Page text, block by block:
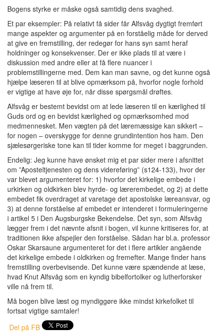
Bogens styrke er måske også samtidig dens svaghed.
Et par eksempler: På relativt få sider får Alfsvåg dygtigt fremført
mange aspekter og argumenter på en forståelig måde for derved
at give en fremstilling, der redegør for hans syn samt heraf
holdninger og konsekvenser. Der er ikke plads til at være i
diskussion med andre eller at få flere nuancer i
problemstillingerne med. Dem kan man savne, og det kunne også
hjælpe læseren til at blive opmærksom på, hvorfor nogle forhold
er vigtige at have øje for, når disse spørgsmål drøftes.
Alfsvåg er bestemt bevidst om at lede læseren til en kærlighed til
Guds ord og en bevidst kærlighed og opmærksomhed mod
medmennesket. Men vægten på det læremæssige kan sikkert –
for nogen – overskygge for denne grundintention hos ham. Den
sjælesørgeriske tone kan til tider komme for meget i baggrunden.
Endelig: Jeg kunne have ønsket mig et par sider mere i afsnittet
om ”Aposteltjenesten og dens videreføring” (s124-133), hvor der
var blevet argumenteret for: 1) hvorfor det kirkelige embede i
urkirken og oldkirken blev hyrde- og lærerembedet, og 2) at dette
embedet fik overdraget at varetage det apostolske læreansvar, og
3) at denne forståelse af embedet er intenderet i formuleringerne
i artikel 5 i Den Augsburgske Bekendelse. Det syn, som Alfsvåg
lægger frem i det nævnte afsnit i bogen, vil kunne kritiseres for, at
traditionen ikke afspejler den forståelse. Sådan har bl.a. professor
Oskar Skarsaune argumenteret for det i flere artikler angående
det kirkelige embede i oldkirken og fremefter. Mange finder hans
fremstilling overbevisende. Det kunne være spændende at læse,
hvad Knut Alfsvåg som en kyndig bibelfortolker og lutherforsker
ville nå frem til.
Må bogen blive læst og myndiggøre ikke mindst kirkefolket til
fortsat vigtige samtaler!
Del på FB